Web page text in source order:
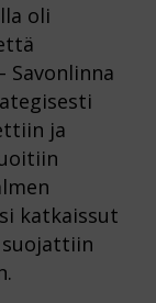
oli
Savonlinna
ja
katkaissut